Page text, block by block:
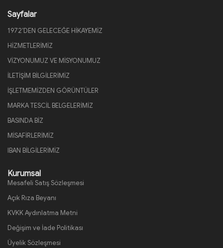
Sayfalar
1972’DEN GELECEĞE HİKAYEMİZ
HİZMETLERİMİZ
VİZYONUMUZ VE MİSYONUMUZ
İLETİŞİM BİLGİLERİMİZ
İŞLETMEMİZDEN GÖRÜNTÜLER
MARKA TESCİL BELGELERİMİZ
BASINDA BİZ
MİSAFİRLERİMİZ
IBAN BİLGİLERİMİZ
Kurumsal
Mesafeli Satış Sözleşmesi
Açık Rıza Beyanı
KVKK Aydınlatma Metni
Değişim ve İade Politikası
Üyelik Sözleşmesi